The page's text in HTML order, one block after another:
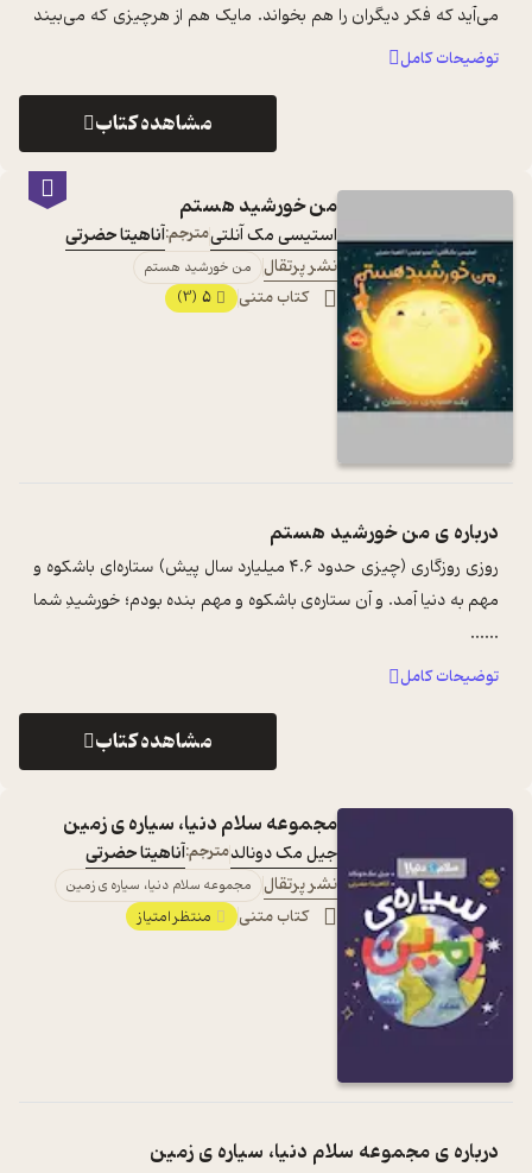
می‌آید که فکر دیگران را هم بخواند. مایک هم از هرچیزی که می‌بیند
طرح بر ... ...
توضیحات کامل
مشاهده کتاب
من خورشید ھستم
استیسی مک آنلتیمترجم:آناهیتا حضرتی
نشر پرتقال
من خورشید ھستم
کتاب متنی 5
(3)
درباره یمن خورشید ھستم
روزی روزگاری (چیزی حدود ۴.۶ میلیارد سال پیش) ستاره‌ای باشکوه و
مهم به دنیا آمد. و آن ستاره‌ی باشکوه و مهم بنده بودم؛ خورشیدِ شما
...
...
توضیحات کامل
مشاهده کتاب
مجموعه سلام دنیا، سیاره ی زمین
جیل مک دونالدمترجم:آناهیتا حضرتی
نشر پرتقال
مجموعه سلام دنیا، سیاره ی زمین
کتاب متنی منتظر امتیاز
درباره یمجموعه سلام دنیا، سیاره ی زمین